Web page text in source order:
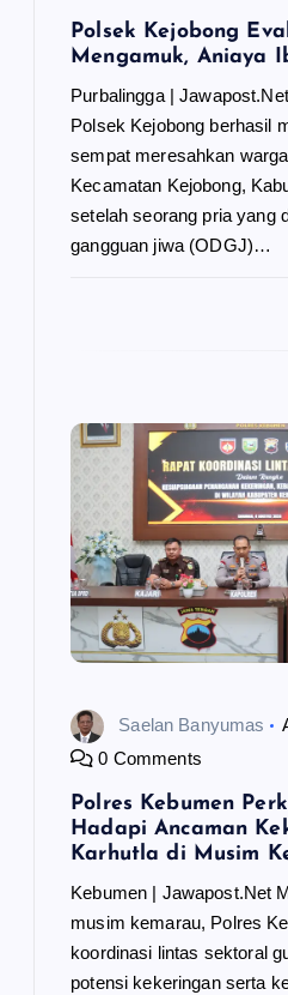
Polsek Kejobong
Mengamuk, Aniaya
Purbalingga |
Polsek Kejobong berhasil
sempat meresahkan
Kecamatan Kejobong,
setelah seorang pria yang
gangguan jiwa (ODGJ)…
Saelan Banyumas
0 Comments
Polres Kebumen
Hadapi Ancaman
Karhutla di Musim
Kebumen | Jawapost.Net
musim kemarau, Polres
koordinasi lintas sektoral
potensi kekeringan serta